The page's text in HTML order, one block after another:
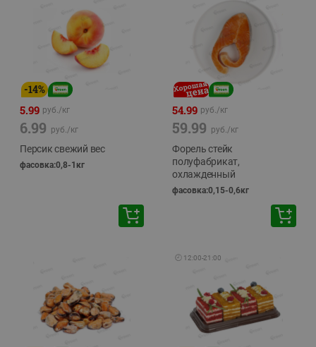
-14%
5.99 руб./кг
6.99 руб./кг
Персик свежий вес
фасовка:0,8-1кг
54.99 руб./кг
59.99 руб./кг
Форель стейк
полуфабрикат,
охлажденный
фасовка:0,15-0,6кг
🕘 12:00-21:00